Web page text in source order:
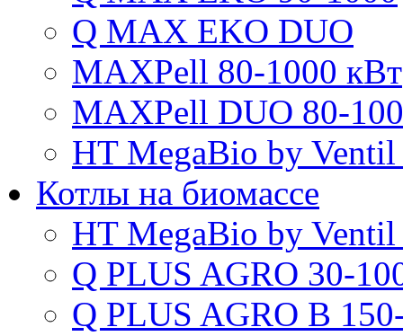
Q MAX EKO DUO
MAXPell 80-1000 кВт
MAXPell DUO 80-
HT MegaBio by
Котлы на биомассе
HT MegaBio by
Q PLUS AGRO 30-
Q PLUS AGRO B